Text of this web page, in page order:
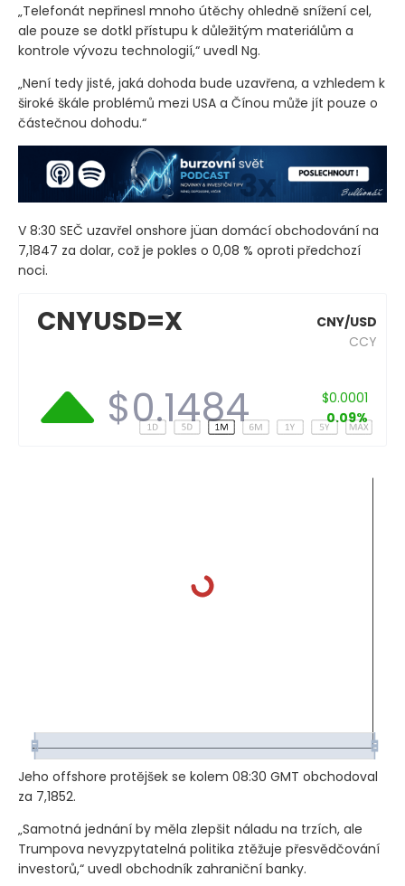
„Telefonát nepřinesl mnoho útěchy ohledně snížení cel,
ale pouze se dotkl přístupu k důležitým materiálům a
kontrole vývozu technologií,“ uvedl Ng.
„Není tedy jisté, jaká dohoda bude uzavřena, a vzhledem k
široké škále problémů mezi USA a Čínou může jít pouze o
částečnou dohodu.“
V 8:30 SEČ uzavřel onshore jüan domácí obchodování na
7,1847 za dolar, což je pokles o 0,08 % oproti předchozí
noci.
CNYUSD=X
CNY/USD
CCY
$0.1484
$0.0001
0.09%
Jeho offshore protějšek se kolem 08:30 GMT obchodoval
za 7,1852.
„Samotná jednání by měla zlepšit náladu na trzích, ale
Trumpova nevyzpytatelná politika ztěžuje přesvědčování
investorů,“ uvedl obchodník zahraniční banky.